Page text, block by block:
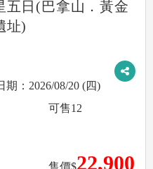
五日(巴拿山．黃金
址)
2026/08/20 (四)
22,900
可售12